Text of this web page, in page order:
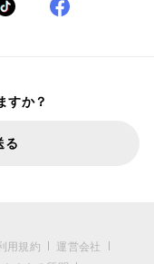
すか？
る
用規約
運営会社